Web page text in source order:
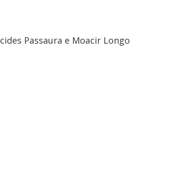
Passaura e Moacir Longo